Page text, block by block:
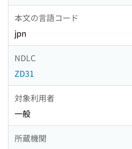
本文の言語コード
jpn
NDLC
ZD31
対象利用者
一般
所蔵機関